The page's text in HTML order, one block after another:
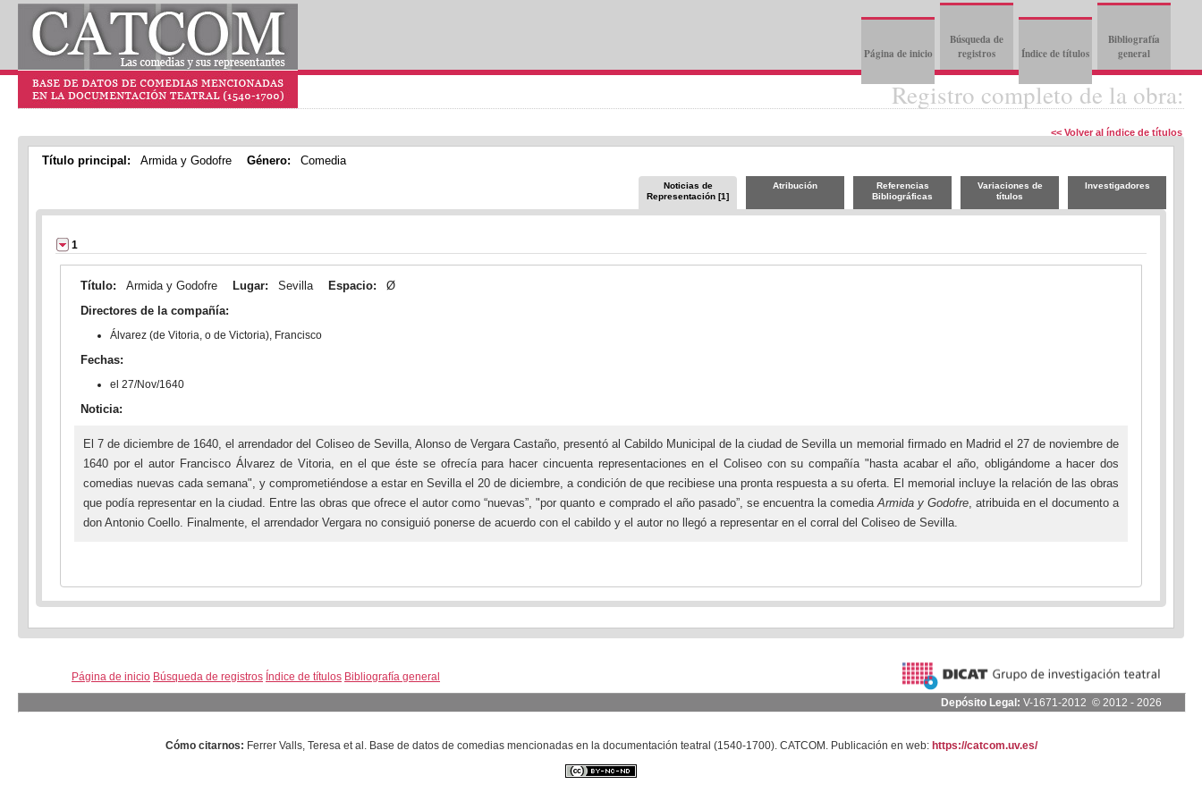
Página de inicio
Búsqueda de
registros
Índice de títulos
Bibliografía
general
Registro completo de la obra:
<< Volver al índice de títulos
Título principal: Armida y Godofre Género: Comedia
Investigadores
Variaciones de
títulos
Referencias
Bibliográficas
Atribución
Noticias de
Representación [1]
1
Título: Armida y Godofre Lugar: Sevilla Espacio:
Ø
Directores de la compañía:
Álvarez (de Vitoria, o de Victoria), Francisco
Fechas:
el 27/Nov/1640
Noticia:
El 7 de diciembre de 1640, el arrendador del Coliseo de Sevilla, Alonso de Vergara Castaño, presentó al Cabildo Municipal de la ciudad de Sevilla un memorial firmado en Madrid el 27 de noviembre de
1640 por el autor Francisco Álvarez de Vitoria, en el que éste se ofrecía para hacer cincuenta representaciones en el Coliseo con su compañía "hasta acabar el año, obligándome a hacer dos
comedias nuevas cada semana", y comprometiéndose a estar en Sevilla el 20 de diciembre, a condición de que recibiese una pronta respuesta a su oferta. El memorial incluye la relación de las obras
que podía representar en la ciudad. Entre las obras que ofrece el autor como “nuevas”, "por quanto e comprado el año pasado”, se encuentra la comediaArmida y Godofre, atribuida en el documento a
don Antonio Coello. Finalmente, el arrendador Vergara no consiguió ponerse de acuerdo con el cabildo y el autor no llegó a representar en el corral del Coliseo de Sevilla.
Página de inicio Búsqueda de registros Índice de títulos Bibliografía general
Depósito Legal: V-1671-2012 © 2012 - 2026
Cómo citarnos: Ferrer Valls, Teresa et al. Base de datos de comedias mencionadas en la documentación teatral (1540-1700). CATCOM. Publicación en web: https://catcom.uv.es/